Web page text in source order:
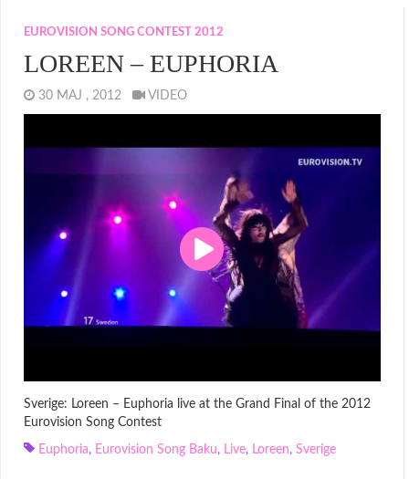
EUROVISION SONG CONTEST 2012
LOREEN – EUPHORIA
30 MAJ , 2012 VIDEO
Sverige: Loreen – Euphoria live at the Grand Final of the 2012
Eurovision Song Contest
Euphoria, Eurovision Song Baku, Live, Loreen, Sverige